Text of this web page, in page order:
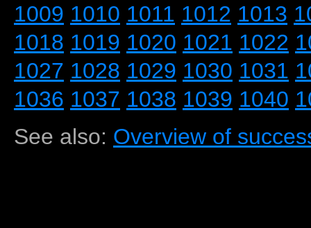
1009 1010 1011 1012 1013
1018 1019 1020 1021 1022
1027 1028 1029 1030 1031
1036 1037 1038 1039 1040
See also: Overview of